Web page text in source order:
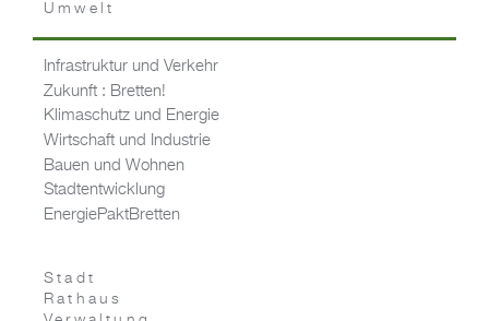
Umwelt
Infrastruktur und Verkehr
Zukunft : Bretten!
Klimaschutz und Energie
Wirtschaft und Industrie
Bauen und Wohnen
Stadtentwicklung
EnergiePaktBretten
Stadt
Rathaus